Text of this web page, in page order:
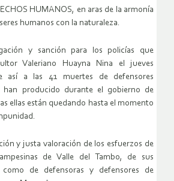
HUMANOS, en aras de la armonía
humanos con la naturaleza.
y sanción para los policías que
Valeriano Huayna Nina el jueves
así a las 41 muertes de defensores
han producido durante el gobierno de
ellas están quedando hasta el momento
y justa valoración de los esfuerzos de
de Valle del Tambo, de sus
como de defensoras y defensores de